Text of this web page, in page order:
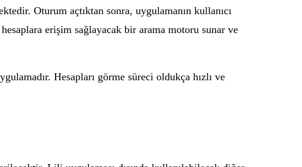
Oturum açtıktan sonra, uygulamanın kullanıcı
erişim sağlayacak bir arama motoru sunar ve
Hesapları görme süreci oldukça hızlı ve